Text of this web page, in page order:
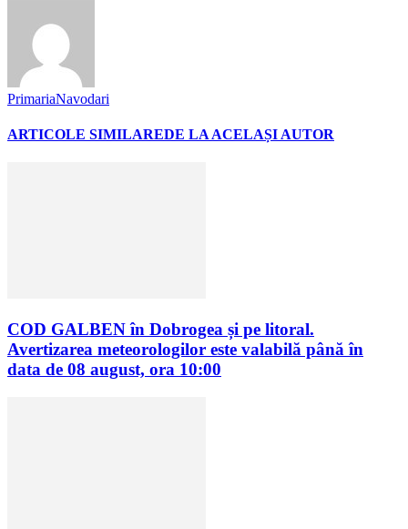
PrimariaNavodari
ARTICOLE SIMILAREDE LA ACELAȘI AUTOR
COD GALBEN în Dobrogea și pe litoral.
Avertizarea meteorologilor este valabilă până în
data de 08 august, ora 10:00